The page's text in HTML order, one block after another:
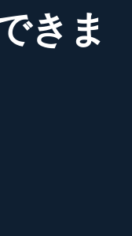
きま